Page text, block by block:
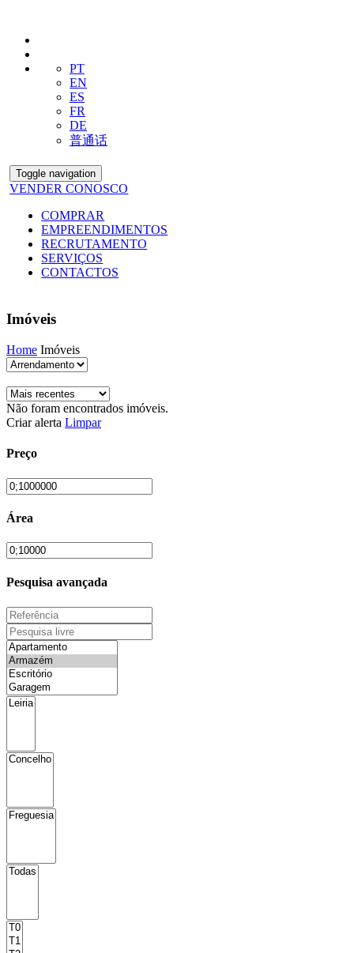
PT
EN
ES
FR
DE
普通话
Toggle navigation
VENDER CONOSCO
COMPRAR
EMPREENDIMENTOS
RECRUTAMENTO
SERVIÇOS
CONTACTOS
Imóveis
Home Imóveis
Não foram encontrados imóveis.
Criar alerta Limpar
Preço
Área
Pesquisa avançada